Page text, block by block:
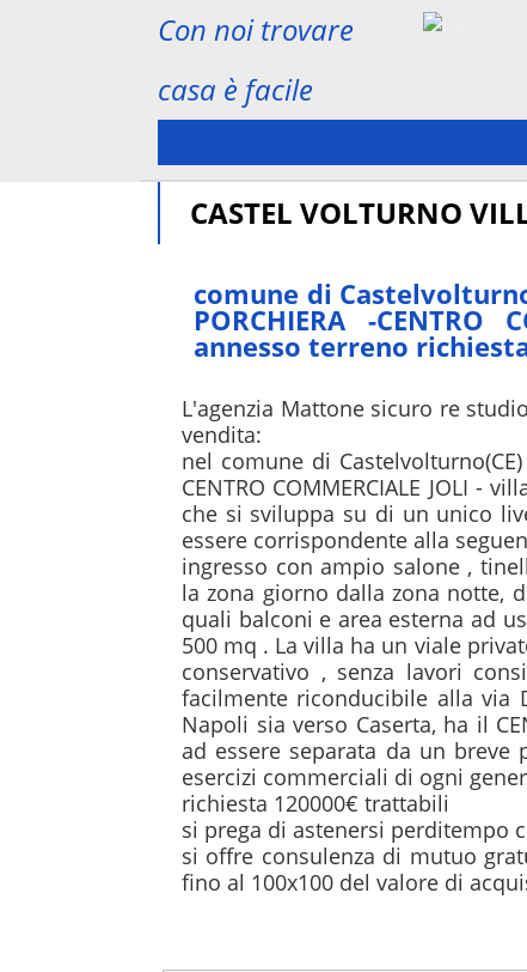
Con noi trovare
casa è facile
CASTEL VOLTURNO
comune di
PORCHIERA -
annesso terreno
L'agenzia Mattone sicuro re
vendita:
nel comune di
CENTRO COMMERCIALE JOLI
che si sviluppa su di un unico
essere corrispondente alla
ingresso con ampio salone ,
la zona giorno dalla zona notte,
quali balconi e area esterna ad
500 mq . La villa ha un viale
conservativo , senza lavori
facilmente riconducibile alla via
Napoli sia verso Caserta, ha il
ad essere separata da un
esercizi commerciali di ogni
richiesta 120000€ trattabili
si prega di astenersi perditempo
si offre consulenza di mutuo
fino al 100x100 del valore di